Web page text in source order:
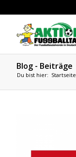
Blog - Beiträge
Du bist hier: Startseite